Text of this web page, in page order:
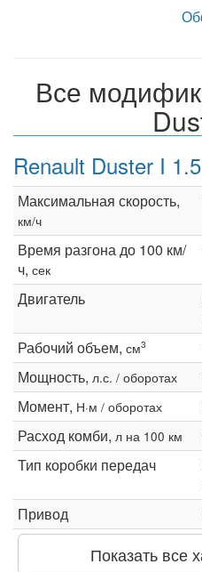
Все
Renault Duster I
Максимальная скорость,
км/ч
Время разгона до 100 км/
ч, сек
Двигатель
Рабочий объем, см3
Мощность, л.с. / оборотах
Момент, Н·м / оборотах
Расход комби, л на 100 км
Тип коробки передач
Привод
Показать все